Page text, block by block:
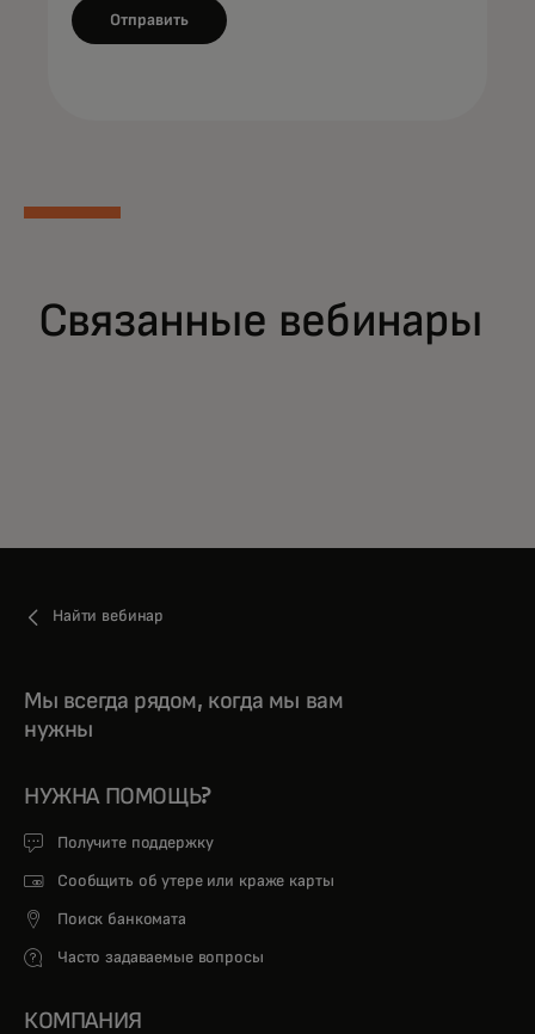
Отправить
Связанные вебинары
Найти вебинар
Мы всегда рядом, когда мы вам
нужны
НУЖНА ПОМОЩЬ?
Получите поддержку
Сообщить об утере или краже карты
Поиск банкомата
Часто задаваемые вопросы
КОМПАНИЯ